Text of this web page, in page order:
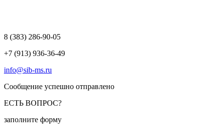
8 (383) 286-90-05
+7 (913) 936-36-49
info@sib-ms.ru
Сообщение успешно отправлено
ЕСТЬ ВОПРОС?
заполните форму